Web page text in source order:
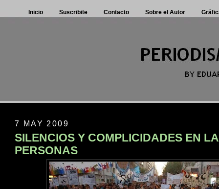
Inicio Suscribite Contacto Sobre el Autor
7 MAY 2009
SILENCIOS Y COMPLICIDADES EN
PERSONAS